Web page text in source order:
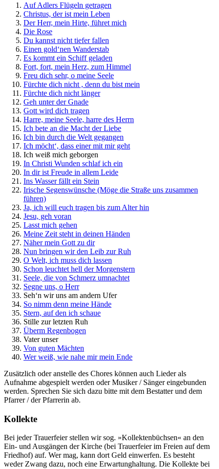
Auf Adlers Flügeln getragen
Christus, der ist mein Leben
Der Herr, mein Hirte, führet mich
Die Rose
Du kannst nicht tiefer fallen
Einen gold‘nen Wanderstab
Es kommt ein Schiff geladen
Fort, fort, mein Herz, zum Himmel
Freu dich sehr, o meine Seele
Fürchte dich nicht , denn du bist mein
Fürchte dich nicht länger
Geh unter der Gnade
Gott wird dich tragen
Harre, meine Seele, harre des Herrn
Ich bete an die Macht der Liebe
Ich bin durch die Welt gegangen
Ich möcht‘, dass einer mit mir geht
Ich weiß mich geborgen
In Christi Wunden schlaf ich ein
In dir ist Freude in allem Leide
Ins Wasser fällt ein Stein
Irische Segenswünsche (Möge die Straße uns zusammen
führen)
Ja, ich will euch tragen bis zum Alter hin
Jesu, geh voran
Lasst mich gehen
Meine Zeit steht in deinen Händen
Näher mein Gott zu dir
Nun bringen wir den Leib zur Ruh
O Welt, ich muss dich lassen
Schon leuchtet hell der Morgenstern
Seele, die von Schmerz umnachtet
Segne uns, o Herr
Seh‘n wir uns am andern Ufer
So nimm denn meine Hände
Stern, auf den ich schaue
Stille zur letzten Ruh
Überm Regenbogen
Vater unser
Von guten Mächten
Wer weiß, wie nahe mir mein Ende
Zusätzlich oder anstelle des Chores können auch Lieder als
Aufnahme abgespielt werden oder Musiker / Sänger eingebunden
werden. Sprechen Sie sich dazu bitte mit dem Bestatter und dem
Pfarrer / der Pfarrerin ab.
Kollekte
Bei jeder Trauerfeier stellen wir sog. »Kollektenbüchsen« an den
Ein- und Ausgängen der Kirche (bei Trauerfeier im Freien auf dem
Friedhof) auf. Wer mag, kann dort Geld einwerfen. Es besteht
weder Zwang dazu, noch eine Erwartunghaltung. Die Kollekte bei